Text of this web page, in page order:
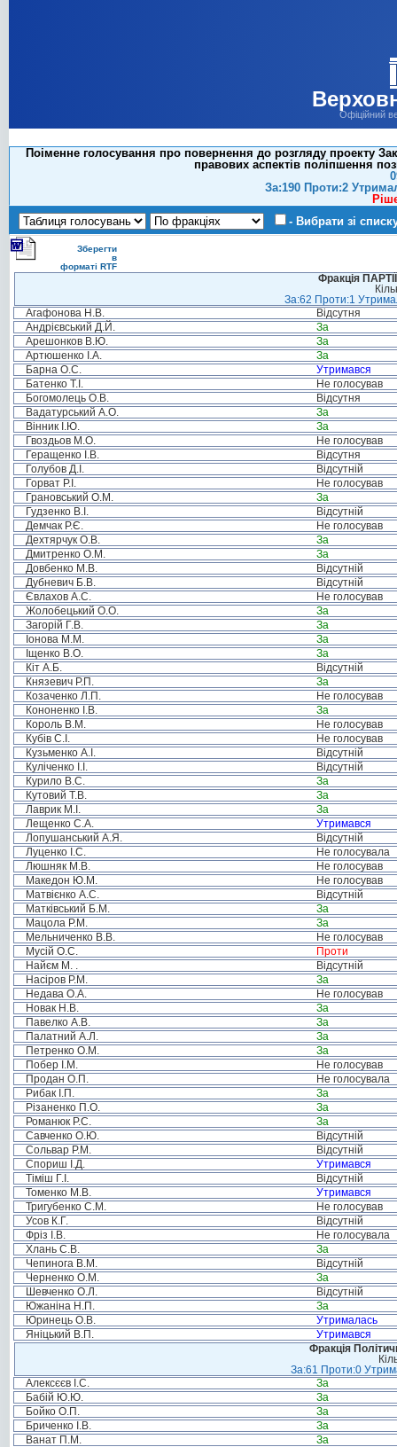
Офіційний
Поіменне голосування про повернення до розгляду проекту
правових аспектів поліпшення
За:190 Проти:2
- Вибрати зі
Зберегти
в
форматі RTF
Фракція
За:62 Проти:1
Агафонова Н.В.
Відсутня
Андрієвський Д.Й.
За
Арешонков В.Ю.
За
Артюшенко І.А.
За
Барна О.С.
Утримався
Батенко Т.І.
Не голосував
Богомолець О.В.
Відсутня
Вадатурський А.О.
За
Вінник І.Ю.
За
Гвоздьов М.О.
Не голосував
Геращенко І.В.
Відсутня
Голубов Д.І.
Відсутній
Горват Р.І.
Не голосував
Грановський О.М.
За
Гудзенко В.І.
Відсутній
Демчак Р.Є.
Не голосував
Дехтярчук О.В.
За
Дмитренко О.М.
За
Довбенко М.В.
Відсутній
Дубневич Б.В.
Відсутній
Євлахов А.С.
Не голосував
Жолобецький О.О.
За
Загорій Г.В.
За
Іонова М.М.
За
Іщенко В.О.
За
Кіт А.Б.
Відсутній
Князевич Р.П.
За
Козаченко Л.П.
Не голосував
Кононенко І.В.
За
Король В.М.
Не голосував
Кубів С.І.
Не голосував
Кузьменко А.І.
Відсутній
Куліченко І.І.
Відсутній
Курило В.С.
За
Кутовий Т.В.
За
Лаврик М.І.
За
Лещенко С.А.
Утримався
Лопушанський А.Я.
Відсутній
Луценко І.С.
Не голосувала
Люшняк М.В.
Не голосував
Македон Ю.М.
Не голосував
Матвієнко А.С.
Відсутній
Матківський Б.М.
За
Мацола Р.М.
За
Мельниченко В.В.
Не голосував
Мусій О.С.
Проти
Найєм М. .
Відсутній
Насіров Р.М.
За
Недава О.А.
Не голосував
Новак Н.В.
За
Павелко А.В.
За
Палатний А.Л.
За
Петренко О.М.
За
Побер І.М.
Не голосував
Продан О.П.
Не голосувала
Рибак І.П.
За
Різаненко П.О.
За
Романюк Р.С.
За
Савченко О.Ю.
Відсутній
Сольвар Р.М.
Відсутній
Спориш І.Д.
Утримався
Тіміш Г.І.
Відсутній
Томенко М.В.
Утримався
Тригубенко С.М.
Не голосував
Усов К.Г.
Відсутній
Фріз І.В.
Не голосувала
Хлань С.В.
За
Чепинога В.М.
Відсутній
Черненко О.М.
За
Шевченко О.Л.
Відсутній
Южаніна Н.П.
За
Юринець О.В.
Утрималась
Яніцький В.П.
Утримався
Фракція
За:61 Проти:0
Алексєєв І.С.
За
Бабій Ю.Ю.
За
Бойко О.П.
За
Бриченко І.В.
За
Ванат П.М.
За